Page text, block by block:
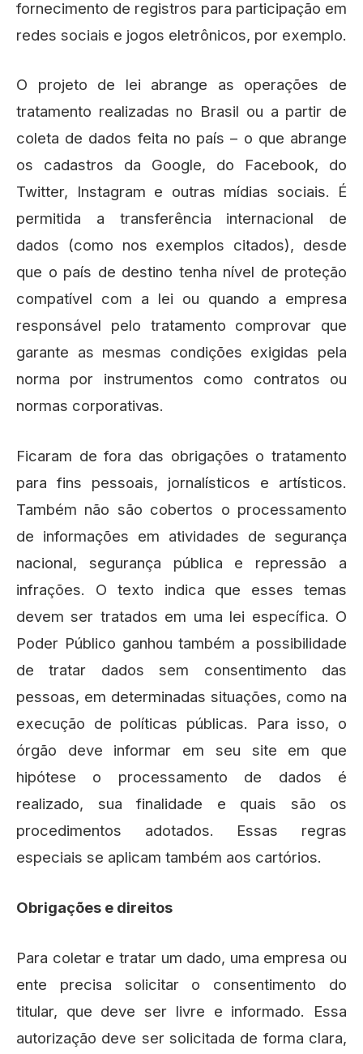
fornecimento de registros para participação em
redes sociais e jogos eletrônicos, por exemplo.
O projeto de lei abrange as operações de
tratamento realizadas no Brasil ou a partir de
coleta de dados feita no país – o que abrange
os cadastros da Google, do Facebook, do
Twitter, Instagram e outras mídias sociais. É
permitida a transferência internacional de
dados (como nos exemplos citados), desde
que o país de destino tenha nível de proteção
compatível com a lei ou quando a empresa
responsável pelo tratamento comprovar que
garante as mesmas condições exigidas pela
norma por instrumentos como contratos ou
normas corporativas.
Ficaram de fora das obrigações o tratamento
para fins pessoais, jornalísticos e artísticos.
Também não são cobertos o processamento
de informações em atividades de segurança
nacional, segurança pública e repressão a
infrações. O texto indica que esses temas
devem ser tratados em uma lei específica. O
Poder Público ganhou também a possibilidade
de tratar dados sem consentimento das
pessoas, em determinadas situações, como na
execução de políticas públicas. Para isso, o
órgão deve informar em seu site em que
hipótese o processamento de dados é
realizado, sua finalidade e quais são os
procedimentos adotados. Essas regras
especiais se aplicam também aos cartórios.
Obrigações e direitos
Para coletar e tratar um dado, uma empresa ou
ente precisa solicitar o consentimento do
titular, que deve ser livre e informado. Essa
autorização deve ser solicitada de forma clara,